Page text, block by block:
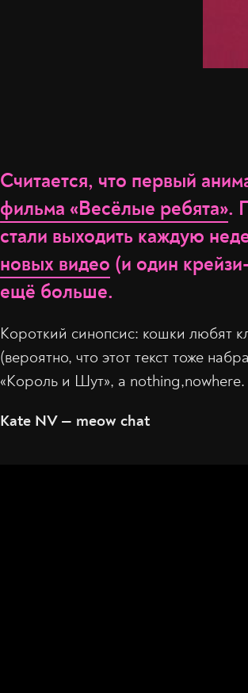
Считается, что первый
фильма «Весёлые ребята».
стали выходить каждую
новых видео (и один
ещё больше.
Короткий синопсис: кошки любят
(вероятно, что этот текст тоже
«Король и Шут», а
Kate NV — meow chat